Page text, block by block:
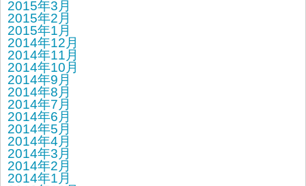
2015年3月
2015年2月
2015年1月
2014年12月
2014年11月
2014年10月
2014年9月
2014年8月
2014年7月
2014年6月
2014年5月
2014年4月
2014年3月
2014年2月
2014年1月